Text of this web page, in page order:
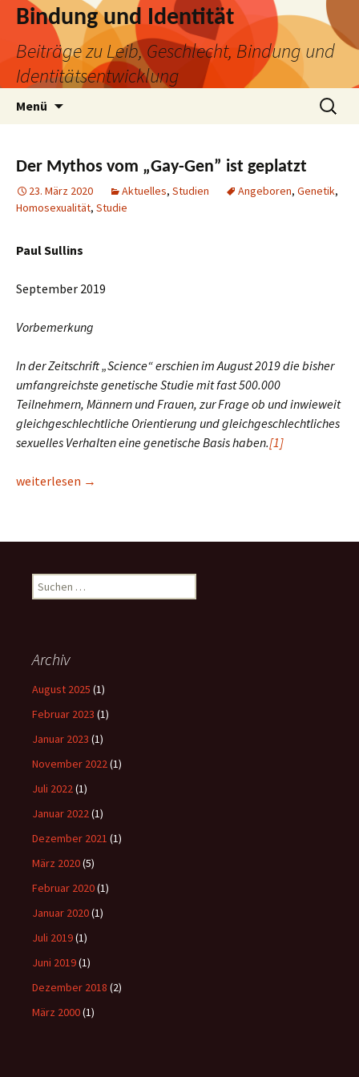
Bindung und Identität
Beiträge zu Leib, Geschlecht, Bindung und
Identitätsentwicklung
Menü
Suchen
nach:
Der Mythos vom „Gay-Gen” ist geplatzt
23. März 2020 Aktuelles, Studien Angeboren, Genetik,
Homosexualität, Studie
Paul Sullins
September 2019
Vorbemerkung
In der Zeitschrift „Science“ erschien im August 2019 die bisher
umfangreichste genetische Studie mit fast 500.000
Teilnehmern, Männern und Frauen, zur Frage ob und inwieweit
gleichgeschlechtliche Orientierung und gleichgeschlechtliches
sexuelles Verhalten eine genetische Basis haben.[1]
Der Mythos vom „Gay-Gen” ist geplatzt
weiterlesen →
Suchen
nach:
Archiv
August 2025 (1)
Februar 2023 (1)
Januar 2023 (1)
November 2022(1)
Juli 2022(1)
Januar 2022(1)
Dezember 2021 (1)
März 2020(5)
Februar 2020(1)
Januar 2020(1)
Juli 2019(1)
Juni 2019(1)
Dezember 2018 (2)
März 2000(1)